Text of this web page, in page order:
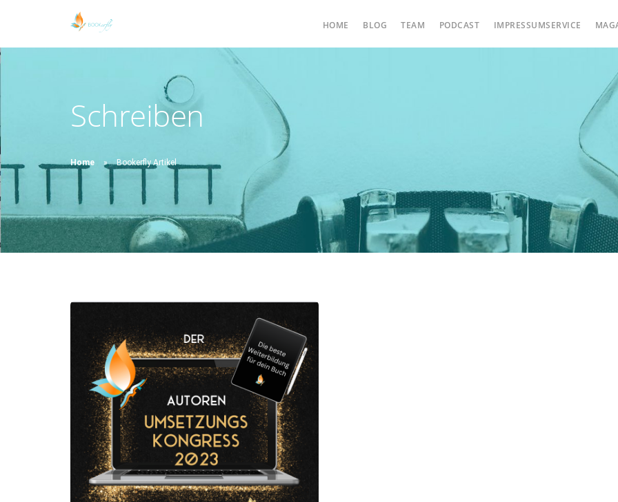
HOME BLOG TEAM PODCAST IMPRESSUMSERVICE
Schreiben
Home Bookerfly Artikel